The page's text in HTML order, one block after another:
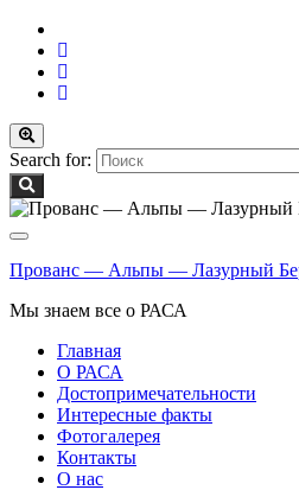
Вкл/
выкл
формы
поиска
Search for:
Вкл/
выкл
навигации
Прованс — Альпы — Лазурный
Мы знаем все о РАСА
Главная
О РАСА
Достопримечательности
Интересные факты
Фотогалерея
Контакты
О нас